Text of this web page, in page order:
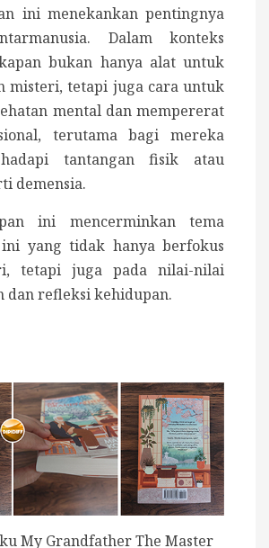
ini menekankan pentingnya
Dalam konteks
bukan hanya alat untuk
misteri, tetapi juga cara untuk
mental dan mempererat
terutama bagi mereka
tantangan fisik atau
demensia.
ini mencerminkan tema
yang tidak hanya berfokus
tetapi juga pada nilai-nilai
dan refleksi kehidupan.
My Grandfather The Master